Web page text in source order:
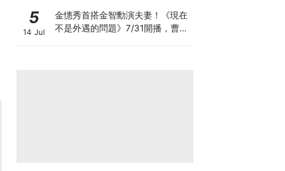
5
14 Jul
金憓秀首搭金智勳演夫妻！《現在
不是外遇的問題》7/31開播，曹汝